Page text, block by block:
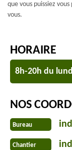
que vous puissiez
vous.
HORAIRE
8h-20h du
NOS
Bureau
Chantier